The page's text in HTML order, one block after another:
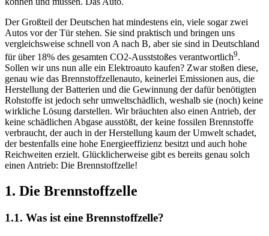
Der Großteil der Deutschen hat mindestens ein, viele sogar zwei
Autos vor der Tür stehen. Sie sind praktisch und bringen uns
vergleichsweise schnell von A nach B, aber sie sind in Deutschland
für über 18% des gesamten CO2-Ausststoßes verantwortlich9.
Sollen wir uns nun alle ein Elektroauto kaufen? Zwar stoßen diese,
genau wie das Brennstoffzellenauto, keinerlei Emissionen aus, die
Herstellung der Batterien und die Gewinnung der dafür benötigten
Rohstoffe ist jedoch sehr umweltschädlich, weshalb sie (noch) keine
wirkliche Lösung darstellen. Wir bräuchten also einen Antrieb, der
keine schädlichen Abgase ausstößt, der keine fossilen Brennstoffe
verbraucht, der auch in der Herstellung kaum der Umwelt schadet,
der bestenfalls eine hohe Energieeffizienz besitzt und auch hohe
Reichweiten erzielt. Glücklicherweise gibt es bereits genau solch
einen Antrieb: Die Brennstoffzelle!
1. Die Brennstoffzelle
1.1. Was ist eine Brennstoffzelle?